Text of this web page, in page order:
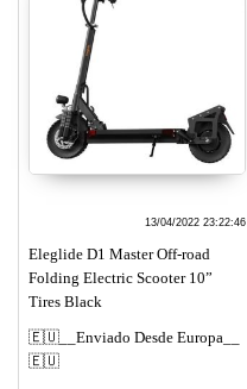
13/04/2022 23:22:46
Eleglide D1 Master Off-road
Folding Electric Scooter 10”
Tires Black
🇪🇺__Enviado Desde Europa__
🇪🇺